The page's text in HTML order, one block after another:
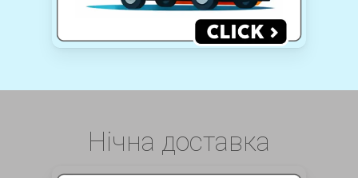
Нічна доставка